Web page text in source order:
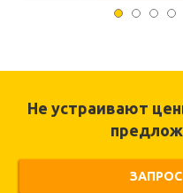
Не устраивают